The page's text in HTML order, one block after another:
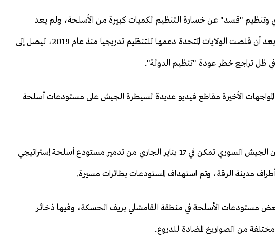
وتنظيم "قسد" عن خسارة التنظيم لكميات كبيرة من الأسلحة، ولم يعد
يمتلك الحجم السابق من التسليح، خاصة بعد أن قلصت الولايات المتحدة دعمها للتنظيم تدريجيا منذ عام 2019، ليصل إلى
المواجهات الأخيرة مقاطع فيديو عديدة لسيطرة الجيش على مستودعات أسلحة
كما علمت الجزيرة نت من مصادر ميدانية أن الجيش السوري تمكن في 17 يناير الجاري من تدمير مستودع أسلحة إستراتيجي
مستودعات الأسلحة في منطقة القامشلي بريف الحسكة، وفيها ذخائر
مختلفة من الصواريخ المضادة للدروع.